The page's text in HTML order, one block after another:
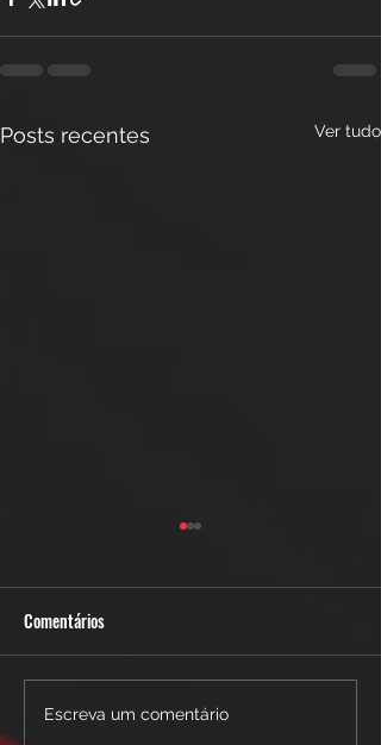
Posts recentes Ver tudo
6 Dicas - Personal Training
Comentários
Escreva um comentário